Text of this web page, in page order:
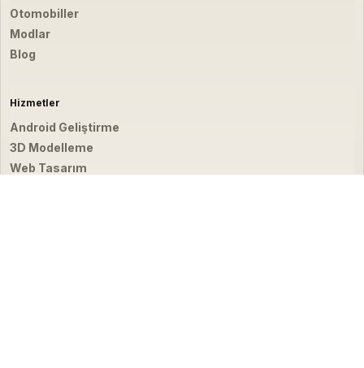
Otomobiller
Modlar
Blog
Hizmetler
Android Geliştirme
3D Modelleme
Web Tasarım